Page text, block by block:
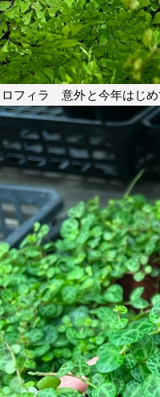
ィラ 意外と今年はじめ